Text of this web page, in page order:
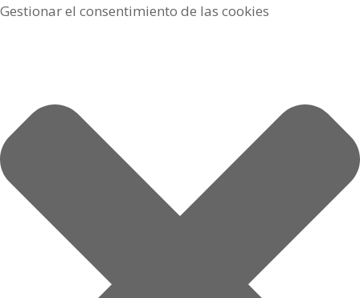
Gestionar el consentimiento de las cookies